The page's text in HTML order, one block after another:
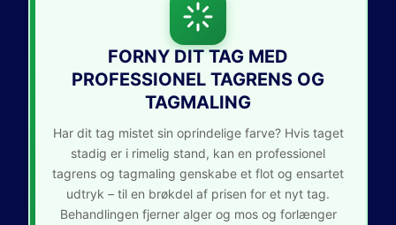
FORNY DIT TAG MED
PROFESSIONEL TAGRENS OG
TAGMALING
Har dit tag mistet sin oprindelige farve? Hvis taget
stadig er i rimelig stand, kan en professionel
tagrens og tagmaling genskabe et flot og ensartet
udtryk – til en brøkdel af prisen for et nyt tag.
Behandlingen fjerner alger og mos og forlænger